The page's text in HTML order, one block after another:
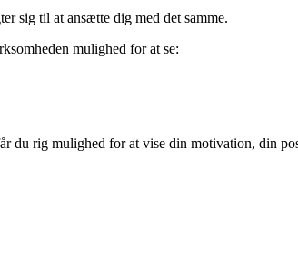
sig til at ansætte dig med det samme.
mulighed for at se:
du rig mulighed for at vise din motivation, din